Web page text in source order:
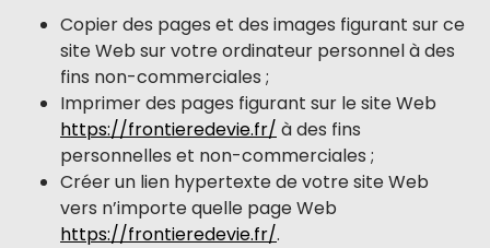
Copier des pages et des images figurant sur ce
site Web sur votre ordinateur personnel à des
fins non-commerciales ;
Imprimer des pages figurant sur le site Web
https://frontieredevie.fr/ à des fins
personnelles et non-commerciales ;
Créer un lien hypertexte de votre site Web
vers n’importe quelle page Web
https://frontieredevie.fr/.